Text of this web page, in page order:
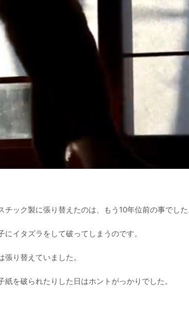
チック製に張り替えたのは、もう10年位前の事でした
にイタズラをして破ってしまうのです。
り替えていました。
を破られたりした日はホントがっかりでした。